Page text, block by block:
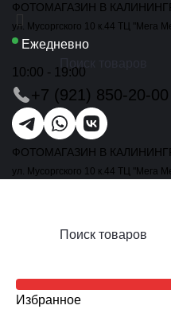
ФОТОМАГАЗИН В
ул. Мусоргского 10 к.44 ТЦ "Мега
Ежедневно
10:00 - 19:00
+7 (921) 850-20-00
ФОТОМАГАЗИН В
ул. Мусоргского 10 к.44 ТЦ "Мега
Избранное